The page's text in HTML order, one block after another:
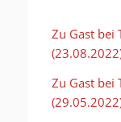
Zu Gast bei
Zu Gast bei